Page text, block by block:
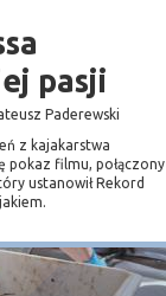
pasji
Paderewski
z kajakarstwa
pokaz filmu, połączony
ustanowił Rekord